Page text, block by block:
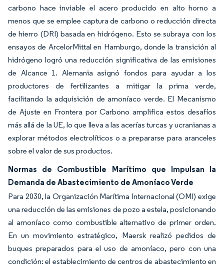
carbono hace inviable el acero producido en alto horno a
menos que se emplee captura de carbono o reducción directa
de hierro (DRI) basada en hidrógeno. Esto se subraya con los
ensayos de ArcelorMittal en Hamburgo, donde la transición al
hidrógeno logró una reducción significativa de las emisiones
de Alcance 1. Alemania asignó fondos para ayudar a los
productores de fertilizantes a mitigar la prima verde,
facilitando la adquisición de amoníaco verde. El Mecanismo
de Ajuste en Frontera por Carbono amplifica estos desafíos
más allá de la UE, lo que lleva a las acerías turcas y ucranianas a
explorar métodos electrolíticos o a prepararse para aranceles
sobre el valor de sus productos.
Normas de Combustible Marítimo que Impulsan la
Demanda de Abastecimiento de Amoníaco Verde
Para 2030, la Organización Marítima Internacional (OMI) exige
una reducción de las emisiones de pozo a estela, posicionando
al amoníaco como combustible alternativo de primer orden.
En un movimiento estratégico, Maersk realizó pedidos de
buques preparados para el uso de amoníaco, pero con una
condición: el establecimiento de centros de abastecimiento en